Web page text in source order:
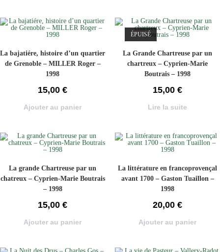
La bajatiére, histoire d’un quartier
de Grenoble – MILLER Roger –
1998
15,00 €
Ajouter au panier
ÉPUISÉ
La Grande Chartreuse par un
chartreux – Cyprien-Marie
Boutrais – 1998
15,00 €
Lire la suite
La grande Chartreuse par un
chatreux – Cyprien-Marie Boutrais
– 1998
15,00 €
Ajouter au panier
La littérature en francoprovençal
avant 1700 – Gaston Tuaillon –
1998
20,00 €
Ajouter au panier